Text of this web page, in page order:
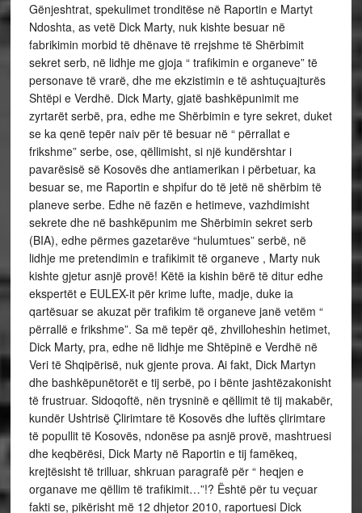
Gënjeshtrat, spekulimet tronditëse në Raportin e Martyt
Ndoshta, as vetë Dick Marty, nuk kishte besuar në
fabrikimin morbid të dhënave të rrejshme të Shërbimit
sekret serb, në lidhje me gjoja “ trafikimin e organeve” të
personave të vrarë, dhe me ekzistimin e të ashtuçuajturës
Shtëpi e Verdhë. Dick Marty, gjatë bashkëpunimit me
zyrtarët serbë, pra, edhe me Shërbimin e tyre sekret, duket
se ka qenë tepër naiv për të besuar në “ përrallat e
frikshme” serbe, ose, qëllimisht, si një kundërshtar i
pavarësisë së Kosovës dhe antiamerikan i përbetuar, ka
besuar se, me Raportin e shpifur do të jetë në shërbim të
planeve serbe. Edhe në fazën e hetimeve, vazhdimisht
sekrete dhe në bashkëpunim me Shërbimin sekret serb
(BIA), edhe përmes gazetarëve “hulumtues” serbë, në
lidhje me pretendimin e trafikimit të organeve , Marty nuk
kishte gjetur asnjë provë! Këtë ia kishin bërë të ditur edhe
ekspertët e EULEX-it për krime lufte, madje, duke ia
qartësuar se akuzat për trafikim të organeve janë vetëm “
përrallë e frikshme”. Sa më tepër që, zhvilloheshin hetimet,
Dick Marty, pra, edhe në lidhje me Shtëpinë e Verdhë në
Veri të Shqipërisë, nuk gjente prova. Ai fakt, Dick Martyn
dhe bashkëpunëtorët e tij serbë, po i bënte jashtëzakonisht
të frustruar. Sidoqoftë, nën trysninë e qëllimit të tij makabër,
kundër Ushtrisë Çlirimtare të Kosovës dhe luftës çlirimtare
të popullit të Kosovës, ndonëse pa asnjë provë, mashtruesi
dhe keqbërësi, Dick Marty në Raportin e tij famëkeq,
krejtësisht të trilluar, shkruan paragrafë për “ heqjen e
organave me qëllim të trafikimit…”!? Është për tu veçuar
fakti se, pikërisht më 12 dhjetor 2010, raportuesi Dick